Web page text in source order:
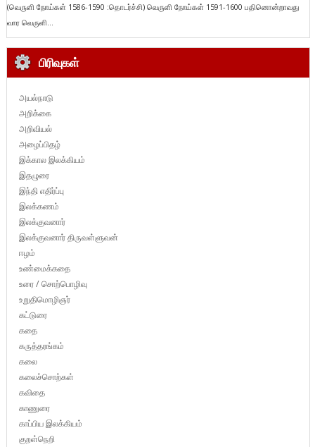
(வெருளி நோய்கள் 1586-1590 :தொடர்ச்சி) வெருளி நோய்கள் 1591-1600 பதினொன்றாவது
வார வெருளி...
பிரிவுகள்
அயல்நாடு
அறிக்கை
அறிவியல்
அழைப்பிதழ்
இக்கால இலக்கியம்
இதழுரை
இந்தி எதிர்ப்பு
இலக்கணம்
இலக்குவனார்
இலக்குவனார் திருவள்ளுவன்
ஈழம்
உண்மைக்கதை
உரை / சொற்பொழிவு
உறுதிமொழிஞர்
கட்டுரை
கதை
கருத்தரங்கம்
கலை
கலைச்சொற்கள்
கவிதை
காணுரை
காப்பிய இலக்கியம்
குறள்நெறி